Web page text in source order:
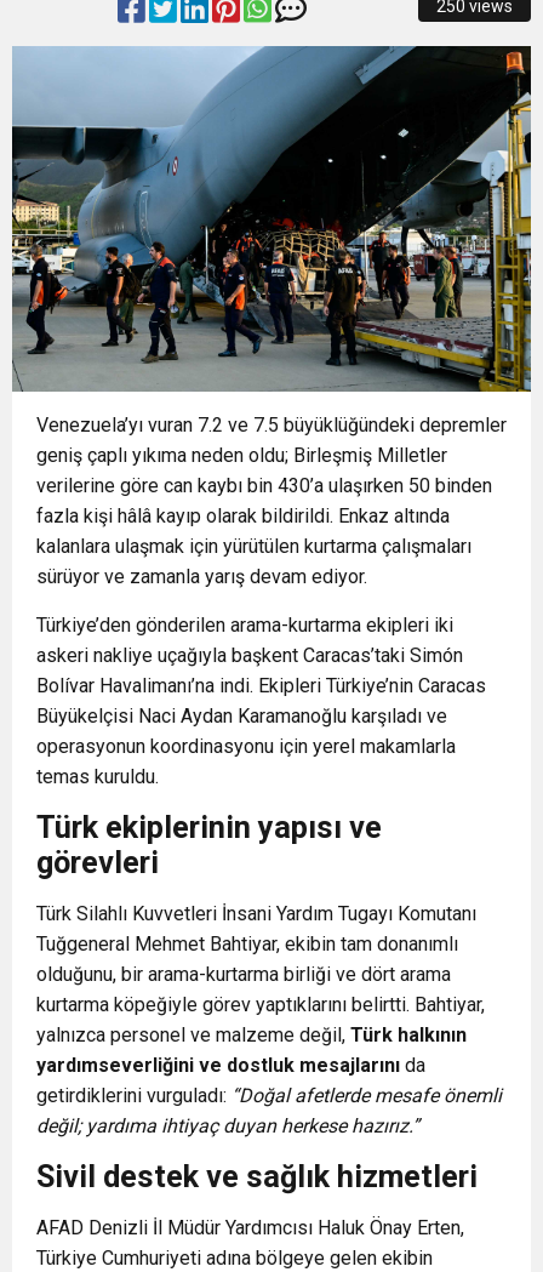
Büyükşehir’den sahada “Kırmızı Altın” mesaisi
BAŞKAN VEKİLİ ŞAHİN BİBA: “BURSA’NIN
GELECEĞİNİ BÜTÜNCÜL BİR ANLAYIŞLA
PLANLIYORUZ”
14:21 BÜYÜKŞEHİR’DEN AFETLERE HAZIR İKİ YENİ
MOBİL ARAÇ
16:33 İLKLERİN FESTİVALİNDE ÇOCUKLAR DA ŞEN
ŞAKRAK
18:55 Başkan Aydın Osmangazi’nin Nabzını Sahada
Tuttu
250 views
Venezuela’yı vuran 7.2 ve 7.5 büyüklüğündeki depremler
geniş çaplı yıkıma neden oldu; Birleşmiş Milletler
verilerine göre can kaybı bin 430’a ulaşırken 50 binden
fazla kişi hâlâ kayıp olarak bildirildi. Enkaz altında
kalanlara ulaşmak için yürütülen kurtarma çalışmaları
sürüyor ve zamanla yarış devam ediyor.
Türkiye’den gönderilen arama-kurtarma ekipleri iki
askeri nakliye uçağıyla başkent Caracas’taki Simón
Bolívar Havalimanı’na indi. Ekipleri Türkiye’nin Caracas
Büyükelçisi Naci Aydan Karamanoğlu karşıladı ve
operasyonun koordinasyonu için yerel makamlarla
temas kuruldu.
Türk ekiplerinin yapısı ve
görevleri
Türk Silahlı Kuvvetleri İnsani Yardım Tugayı Komutanı
Tuğgeneral Mehmet Bahtiyar, ekibin tam donanımlı
olduğunu, bir arama-kurtarma birliği ve dört arama
kurtarma köpeğiyle görev yaptıklarını belirtti. Bahtiyar,
yalnızca personel ve malzeme değil, Türk halkının
yardımseverliğini ve dostluk mesajlarını da
getirdiklerini vurguladı: “Doğal afetlerde mesafe önemli
değil; yardıma ihtiyaç duyan herkese hazırız.”
Sivil destek ve sağlık hizmetleri
AFAD Denizli İl Müdür Yardımcısı Haluk Önay Erten,
Türkiye Cumhuriyeti adına bölgeye gelen ekibin